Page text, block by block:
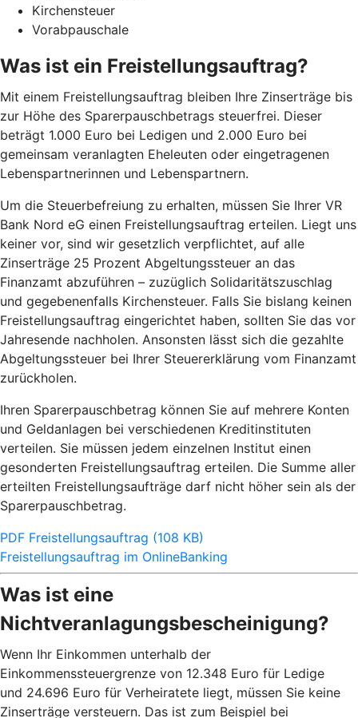
Kirchensteuer
Vorabpauschale
Was ist ein Freistellungsauftrag?
Mit einem Freistellungsauftrag bleiben Ihre Zinserträge bis
zur Höhe des Sparerpauschbetrags steuerfrei. Dieser
beträgt 1.000 Euro bei Ledigen und 2.000 Euro bei
gemeinsam veranlagten Eheleuten oder eingetragenen
Lebenspartnerinnen und Lebenspartnern.
Um die Steuerbefreiung zu erhalten, müssen Sie Ihrer VR
Bank Nord eG einen Freistellungsauftrag erteilen. Liegt uns
keiner vor, sind wir gesetzlich verpflichtet, auf alle
Zinserträge 25 Prozent Abgeltungssteuer an das
Finanzamt abzuführen – zuzüglich Solidaritätszuschlag
und gegebenenfalls Kirchensteuer. Falls Sie bislang keinen
Freistellungsauftrag eingerichtet haben, sollten Sie das vor
Jahresende nachholen. Ansonsten lässt sich die gezahlte
Abgeltungssteuer bei Ihrer Steuererklärung vom Finanzamt
zurückholen.
Ihren Sparerpauschbetrag können Sie auf mehrere Konten
und Geldanlagen bei verschiedenen Kreditinstituten
verteilen. Sie müssen jedem einzelnen Institut einen
gesonderten Freistellungsauftrag erteilen. Die Summe aller
erteilten Freistellungsaufträge darf nicht höher sein als der
Sparerpauschbetrag.
PDF Freistellungsauftrag (108 KB)
Freistellungsauftrag im OnlineBanking
Was ist eine
Nichtveranlagungsbescheinigung?
Wenn Ihr Einkommen unterhalb der
Einkommenssteuergrenze von 12.348 Euro für Ledige
und 24.696 Euro für Verheiratete liegt, müssen Sie keine
Zinserträge versteuern. Das ist zum Beispiel bei